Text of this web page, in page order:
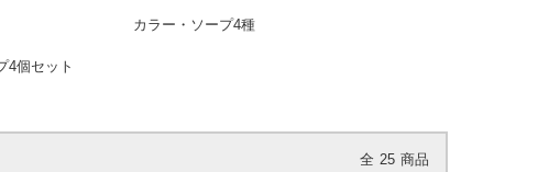
カラー・ソープ4種
4個セット
全 25 商品